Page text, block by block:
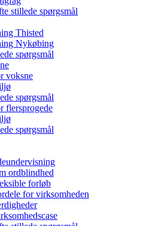
stillede spørgsmål
Thisted
Nykøbing
spørgsmål
voksne
spørgsmål
flersprogede
spørgsmål
ordblindhed
forløb
for virksomheden